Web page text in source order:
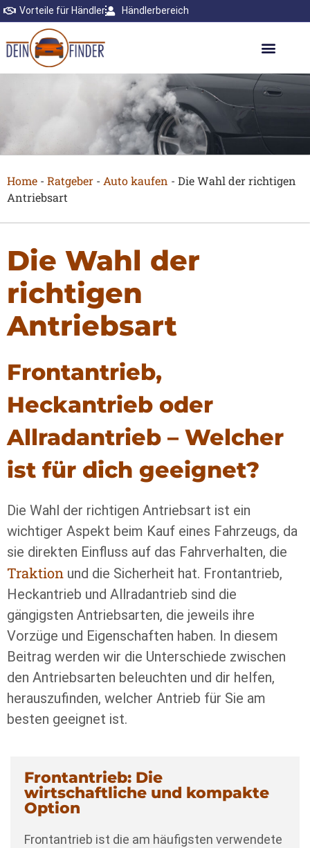
Vorteile für Händler Händlerbereich
Home - Ratgeber - Auto kaufen - Die Wahl der richtigen
Antriebsart
Die Wahl der
richtigen
Antriebsart
Frontantrieb,
Heckantrieb oder
Allradantrieb – Welcher
ist für dich geeignet?
Die Wahl der richtigen Antriebsart ist ein
wichtiger Aspekt beim Kauf eines Fahrzeugs, da
sie direkten Einfluss auf das Fahrverhalten, die
Traktion und die Sicherheit hat. Frontantrieb,
Heckantrieb und Allradantrieb sind die
gängigsten Antriebsarten, die jeweils ihre
Vorzüge und Eigenschaften haben. In diesem
Beitrag werden wir die Unterschiede zwischen
den Antriebsarten beleuchten und dir helfen,
herauszufinden, welcher Antrieb für Sie am
besten geeignet ist.
Frontantrieb: Die
wirtschaftliche und kompakte
Option
Frontantrieb ist die am häufigsten verwendete